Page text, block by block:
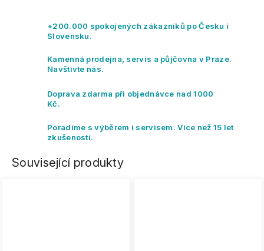
+200.000 spokojených zákazníků po Česku i
Slovensku.
Kamenná prodejna, servis a půjčovna v Praze.
Navštivte nás.
Doprava zdarma při objednávce nad 1000
Kč.
Poradíme s výběrem i servisem. Více než 15 let
zkušeností.
Související produkty